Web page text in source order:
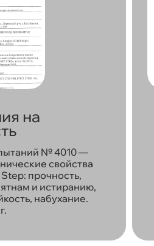
на
№ 4010 —
свойства
прочность,
и истиранию,
набухание.